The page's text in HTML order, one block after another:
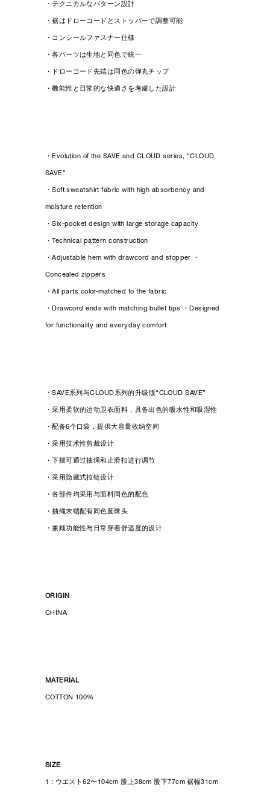
・テクニカルなパターン設計
・裾はドローコードとストッパーで調整可能
・コンシールファスナー仕様
・各パーツは生地と同色で統一
・ドローコード先端は同色の弾丸チップ
・機能性と日常的な快適さを考慮した設計
・Evolution of the SAVE and CLOUD series, “CLOUD
SAVE”
・Soft sweatshirt fabric with high absorbency and
moisture retention
・Six-pocket design with large storage capacity
・Technical pattern construction
・Adjustable hem with drawcord and stopper ・
Concealed zippers
・All parts color-matched to the fabric
・Drawcord ends with matching bullet tips ・Designed
for functionality and everyday comfort
・SAVE系列与CLOUD系列的升级版“CLOUD SAVE”
・采用柔软的运动卫衣面料，具备出色的吸水性和吸湿性
・配备6个口袋，提供大容量收纳空间
・采用技术性剪裁设计
・下摆可通过抽绳和止滑扣进行调节
・采用隐藏式拉链设计
・各部件均采用与面料同色的配色
・抽绳末端配有同色圆珠头
・兼顾功能性与日常穿着舒适度的设计
ORIGIN
CHINA
MATERIAL
COTTON 100%
SIZE
1 : ウエスト62〜104cm 股上38cm 股下77cm 裾幅31cm